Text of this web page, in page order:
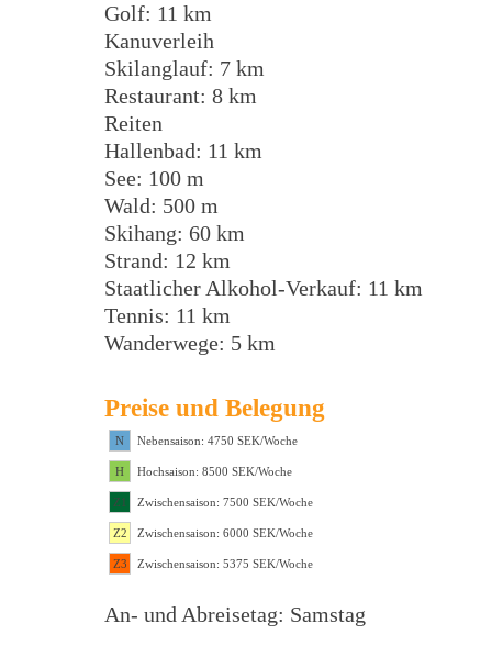
Golf: 11 km
Kanuverleih
Skilanglauf: 7 km
Restaurant: 8 km
Reiten
Hallenbad: 11 km
See: 100 m
Wald: 500 m
Skihang: 60 km
Strand: 12 km
Staatlicher Alkohol-Verkauf: 11 km
Tennis: 11 km
Wanderwege: 5 km
Preise und Belegung
N Nebensaison: 4750 SEK/Woche
H Hochsaison: 8500 SEK/Woche
Z1 Zwischensaison: 7500 SEK/Woche
Z2 Zwischensaison: 6000 SEK/Woche
Z3 Zwischensaison: 5375 SEK/Woche
An- und Abreisetag: Samstag